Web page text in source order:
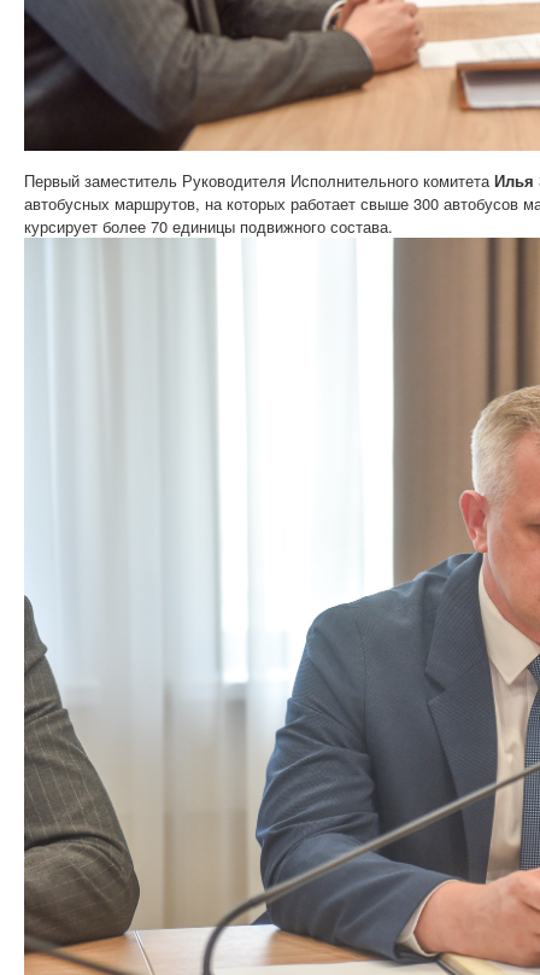
Первый заместитель Руководителя Исполнительного комитета Илья
автобусных маршрутов, на которых работает свыше 300
курсирует более 70 единицы подвижного состава.